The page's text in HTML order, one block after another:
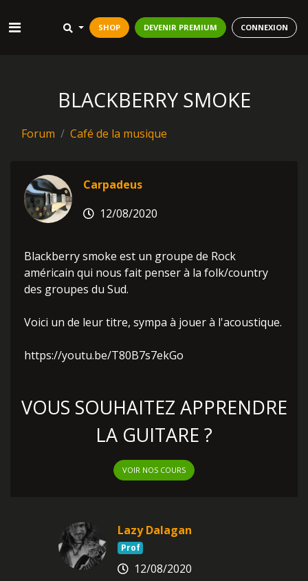
SHOP DEVENIR PREMIUM CONNEXION
BLACKBERRY SMOKE
Forum Café de la musique
Carpadeus
12/08/2020
Blackberry smoke est un groupe de Rock
américain qui nous fait penser à la folk/country
des groupes du Sud.
Voici un de leur titre, sympa à jouer à l'acoustique.
https://youtu.be/T80B7s7ekGo
VOUS SOUHAITEZ APPRENDRE
LA GUITARE ?
VOIR NOS COURS
Lazy Dalagan
Prof
12/08/2020